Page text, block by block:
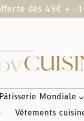
dès 49€ + -
Pâtisserie Mondiale
Vêtements